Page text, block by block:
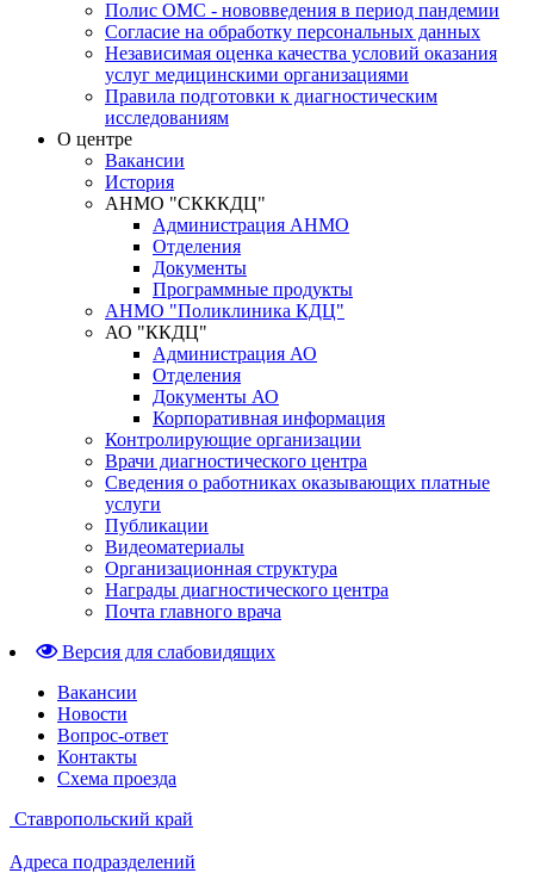
Полис ОМС - нововведения в период пандемии
Согласие на обработку персональных данных
Независимая оценка качества условий оказания
услуг медицинскими организациями
Правила подготовки к диагностическим
исследованиям
О центре
Вакансии
История
АНМО "СКККДЦ"
Администрация АНМО
Отделения
Документы
Программные продукты
АНМО "Поликлиника КДЦ"
АО "ККДЦ"
Администрация АО
Отделения
Документы АО
Корпоративная информация
Контролирующие организации
Врачи диагностического центра
Сведения о работниках оказывающих платные
услуги
Публикации
Видеоматериалы
Организационная структура
Награды диагностического центра
Почта главного врача
Версия для слабовидящих
Вакансии
Новости
Вопрос-ответ
Контакты
Схема проезда
Ставропольский край
Адреса подразделений